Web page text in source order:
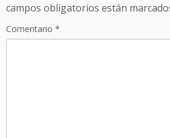
campos obligatorios están
Comentario *